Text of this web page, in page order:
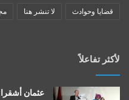
قضايا وحوادث لا تنشر هنا
لأكثر تفاعلاً
عثمان